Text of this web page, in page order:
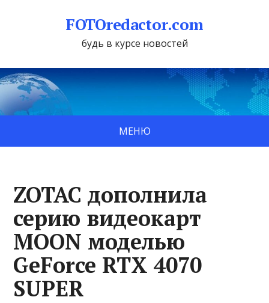
FOTOredactor.com
будь в курсе новостей
МЕНЮ
ZOTAC дополнила
серию видеокарт
MOON моделью
GeForce RTX 4070
SUPER